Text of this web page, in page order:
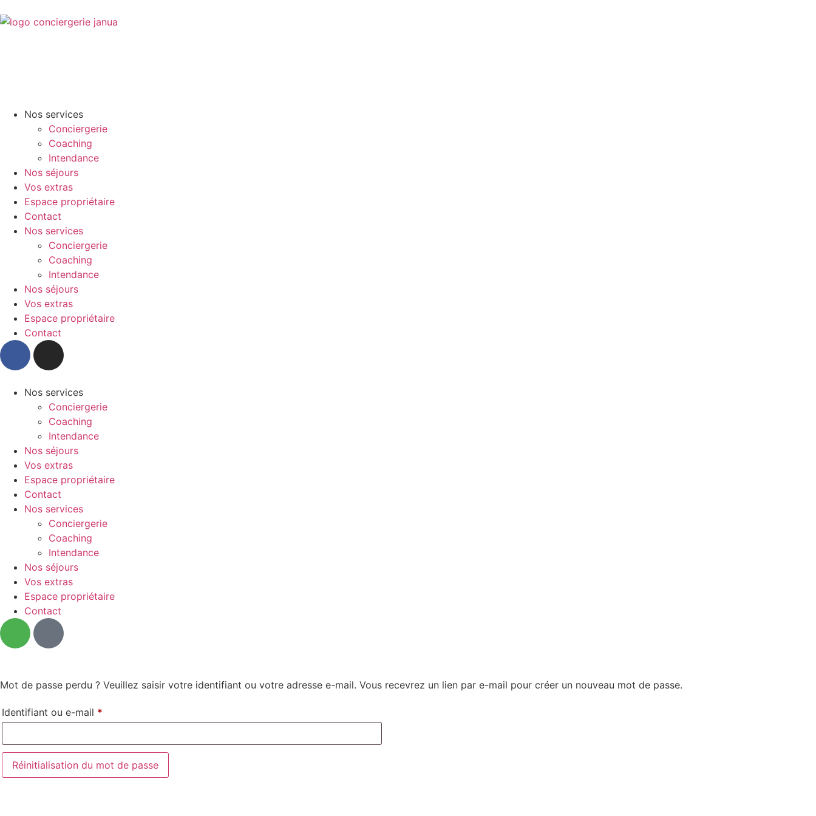
Nos services
Conciergerie
Coaching
Intendance
Nos séjours
Vos extras
Espace propriétaire
Contact
Nos services
Conciergerie
Coaching
Intendance
Nos séjours
Vos extras
Espace propriétaire
Contact
Nos services
Conciergerie
Coaching
Intendance
Nos séjours
Vos extras
Espace propriétaire
Contact
Nos services
Conciergerie
Coaching
Intendance
Nos séjours
Vos extras
Espace propriétaire
Contact
Mot de passe perdu ? Veuillez saisir votre identifiant ou votre adresse e-mail. Vous recevrez un lien par e-mail pour créer un nouveau mot de passe.
Identifiant ou e-mail *
Réinitialisation du mot de passe